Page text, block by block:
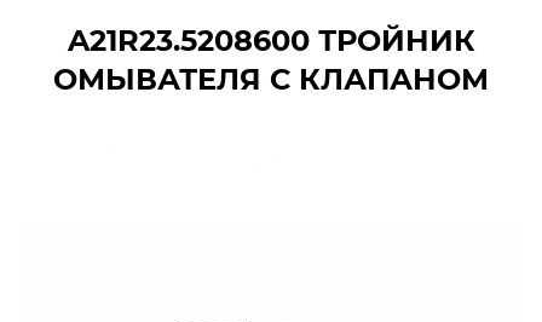
A21R23.5208600ТРОЙНИК
ОМЫВАТЕЛЯ С КЛАПАНОМ